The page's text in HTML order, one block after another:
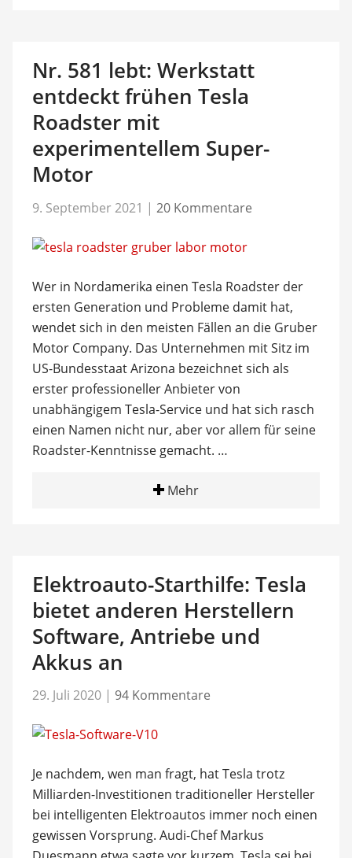
Nr. 581 lebt: Werkstatt
entdeckt frühen Tesla
Roadster mit
experimentellem Super-
Motor
9. September 2021 | 20 Kommentare
Wer in Nordamerika einen Tesla Roadster der
ersten Generation und Probleme damit hat,
wendet sich in den meisten Fällen an die Gruber
Motor Company. Das Unternehmen mit Sitz im
US-Bundesstaat Arizona bezeichnet sich als
erster professioneller Anbieter von
unabhängigem Tesla-Service und hat sich rasch
einen Namen nicht nur, aber vor allem für seine
Roadster-Kenntnisse gemacht. …
Mehr
Elektroauto-Starthilfe: Tesla
bietet anderen Herstellern
Software, Antriebe und
Akkus an
29. Juli 2020 | 94 Kommentare
Je nachdem, wen man fragt, hat Tesla trotz
Milliarden-Investitionen traditioneller Hersteller
bei intelligenten Elektroautos immer noch einen
gewissen Vorsprung. Audi-Chef Markus